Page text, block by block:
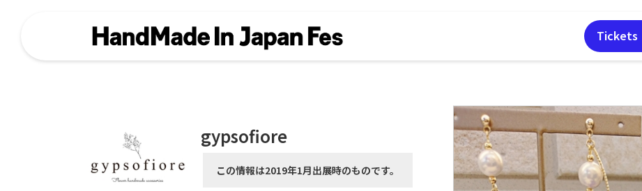
Tickets
gypsofiore
この情報は2019年1月出展時のものです。